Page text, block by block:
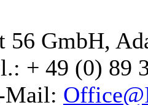
56 GmbH,
+ 49 (0) 89
Mail: